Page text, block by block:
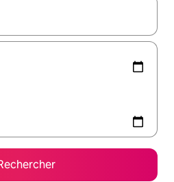
utilisez les flèches vers le